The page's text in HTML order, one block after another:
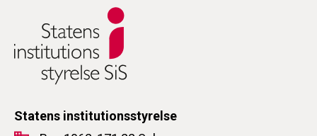
Statens institutionsstyrelse